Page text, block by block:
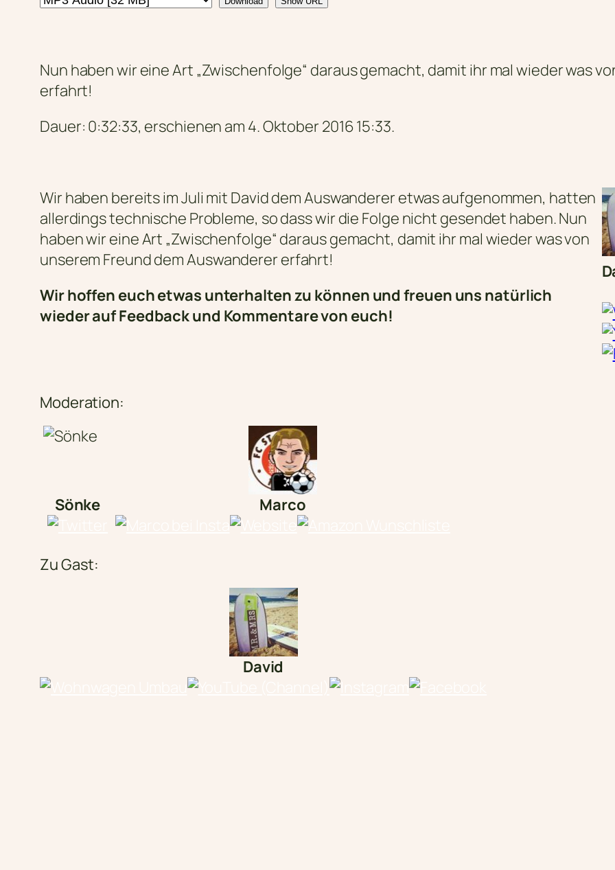
Nun haben wir eine Art „Zwischenfolge“ daraus gemacht, damit ihr mal wieder was
erfahrt!
Dauer: 0:32:33, erschienen am 4. Oktober 2016 15:33.
Wir haben bereits im Juli mit David dem Auswanderer etwas aufgenommen, hatten
allerdings technische Probleme, so dass wir die Folge nicht gesendet haben. Nun
haben wir eine Art „Zwischenfolge“ daraus gemacht, damit ihr mal wieder was von
unserem Freund dem Auswanderer erfahrt!
Wir hoffen euch etwas unterhalten zu können und freuen uns natürlich
wieder auf Feedback und Kommentare von euch!
Moderation:
Sönke Marco
Zu Gast:
David